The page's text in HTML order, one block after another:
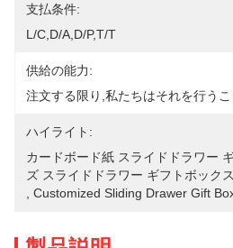
支払条件:
L/C,D/A,D/P,T/T
供給の能力:
注文する限り,私たちはそれを行う
ハイライト:
カードボード紙 スライドドラワー
ズ スライドドラワー ギフトボックス
Customized Sliding Drawer Gift